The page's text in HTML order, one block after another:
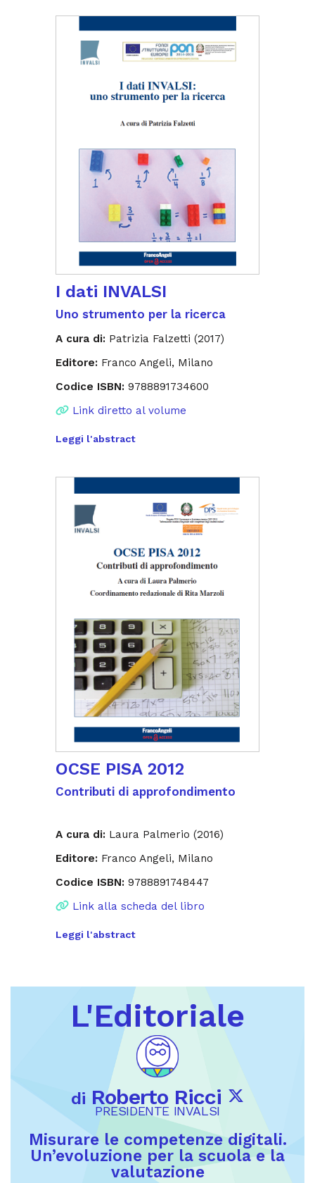
I dati INVALSI
Uno strumento per la ricerca
A cura di: Patrizia Falzetti (2017)
Editore: Franco Angeli, Milano
Codice ISBN: 9788891734600
Link diretto al volume
Leggi l'abstract
OCSE PISA 2012
Contributi di approfondimento
A cura di: Laura Palmerio (2016)
Editore: Franco Angeli, Milano
Codice ISBN: 9788891748447
Link alla scheda del libro
Leggi l'abstract
L'Editoriale
di Roberto Ricci
PRESIDENTE INVALSI
Misurare le competenze digitali.
Un’evoluzione per la scuola e la
valutazione